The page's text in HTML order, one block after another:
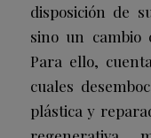
disposición de
sino un cambio
Para ello,
cuales
plástica y